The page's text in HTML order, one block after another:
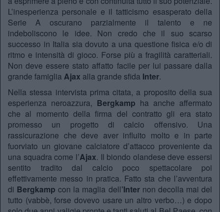
L’inesperienza personale e il tatticismo esasperato della
Serie A oscurano parzialmente il talento e ne
indeboliscono le idee. Non credo che il suo scarso
successo in Italia sia dovuto a una questione fisica e/o di
ritmo e intensità di gioco. Forse più a fragilità caratteriali.
Non deve essere stato affatto facile per lui passare dalla
grande famigliaAjax alla grande sfida Inter.
Nella stessa intervista prima citata, a proposito della sua
esperienza neroazzura, Bergkamp ha anche affermato
che al momento della firma del contratto gli era stato
promesso un progetto di calcio offensivo. Una
rassicurazione che deve aver influito molto e in parte
fuorviato un giovane calciatore d’attacco proveniente da
una squadra come l’Ajax. Il biondo olandese deve essersi
sentito tradito dal calcio poco spettacolare poi
effettivamente messo in pratica. Fatto sta che l’avventura
di Bergkamp con la maglia dell’Internon decolla mai del
tutto (vabbè, forse dovevo usare un altro verbo…) e dopo